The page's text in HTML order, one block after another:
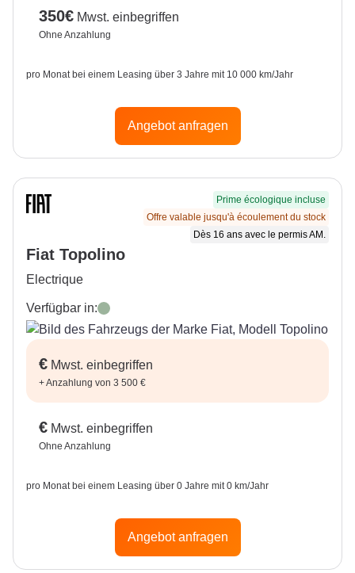
350€ Mwst. einbegriffen
Ohne Anzahlung
pro Monat bei einem Leasing über 3 Jahre mit 10 000 km/Jahr
Angebot anfragen
Prime écologique incluse
Offre valable jusqu'à écoulement du stock
Dès 16 ans avec le permis AM.
Fiat Topolino
Electrique
Verfügbar in:VERDE
€ Mwst. einbegriffen
+Anzahlung von 3 500 €
€ Mwst. einbegriffen
Ohne Anzahlung
pro Monat bei einem Leasing über 0 Jahre mit 0 km/Jahr
Angebot anfragen